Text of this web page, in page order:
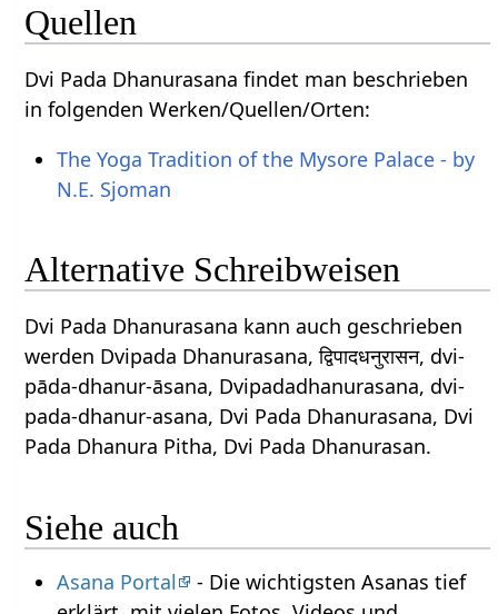
Quellen
Dvi Pada Dhanurasana findet man beschrieben
in folgenden Werken/Quellen/Orten:
The Yoga Tradition of the Mysore Palace - by
N.E. Sjoman
Alternative Schreibweisen
Dvi Pada Dhanurasana kann auch geschrieben
werden Dvipada Dhanurasana, द्विपादधनुरासन, dvi-
pāda-dhanur-āsana, Dvipadadhanurasana, dvi-
pada-dhanur-asana, Dvi Pada Dhanurasana, Dvi
Pada Dhanura Pitha, Dvi Pada Dhanurasan.
Siehe auch
Asana Portal
- Die wichtigsten Asanas tief